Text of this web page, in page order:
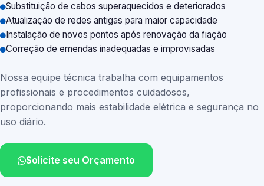
Substituição de cabos superaquecidos e deteriorados
Atualização de redes antigas para maior capacidade
Instalação de novos pontos após renovação da fiação
Correção de emendas inadequadas e improvisadas
Nossa equipe técnica trabalha com equipamentos
profissionais e procedimentos cuidadosos,
proporcionando mais estabilidade elétrica e segurança no
uso diário.
Solicite seu Orçamento